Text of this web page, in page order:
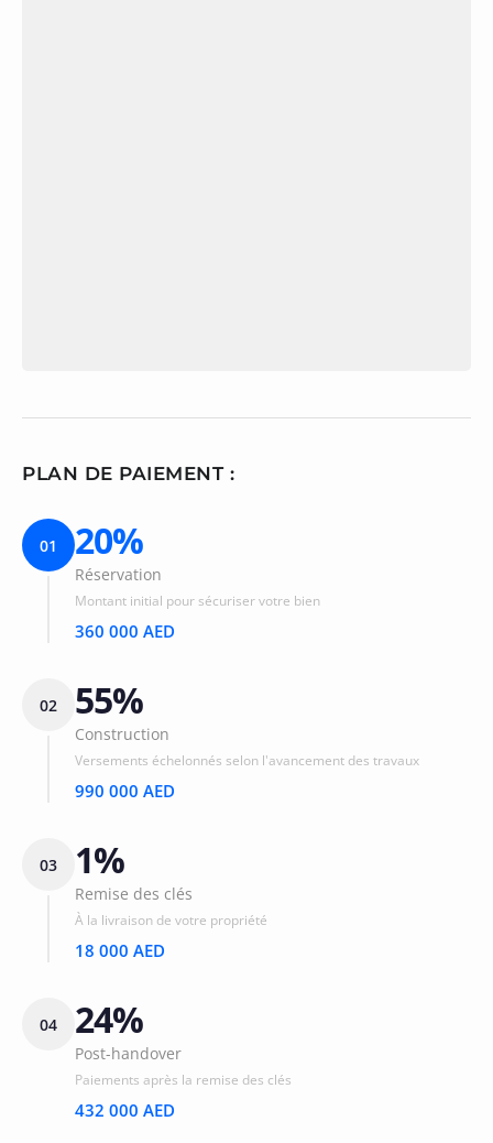
PLAN DE PAIEMENT :
01 20%
Réservation
Montant initial pour sécuriser votre bien
360 000 AED
02 55%
Construction
Versements échelonnés selon l'avancement des travaux
990 000 AED
03 1%
Remise des clés
À la livraison de votre propriété
18 000 AED
04 24%
Post-handover
Paiements après la remise des clés
432 000 AED